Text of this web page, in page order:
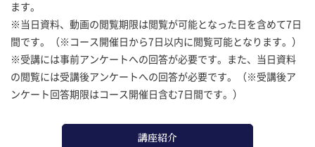
ます。
※当日資料、動画の閲覧期限は閲覧が可能となった日を含めて7日
間です。（※コース開催日から7日以内に閲覧可能となります。）
※受講には事前アンケートへの回答が必要です。また、当日資料
の閲覧には受講後アンケートへの回答が必要です。（※受講後ア
ンケート回答期限はコース開催日含む7日間です。）
講座紹介